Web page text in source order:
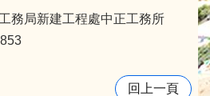
務局新建工程處中正工務所
回上一頁